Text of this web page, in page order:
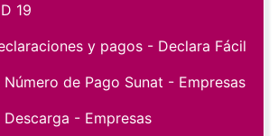
19
y pagos - Declara Fácil
Número de Pago Sunat - Empresas
Descarga - Empresas